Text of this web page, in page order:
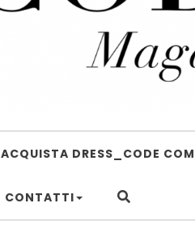
ACQUISTA DRESS_CODE
CONTATTI